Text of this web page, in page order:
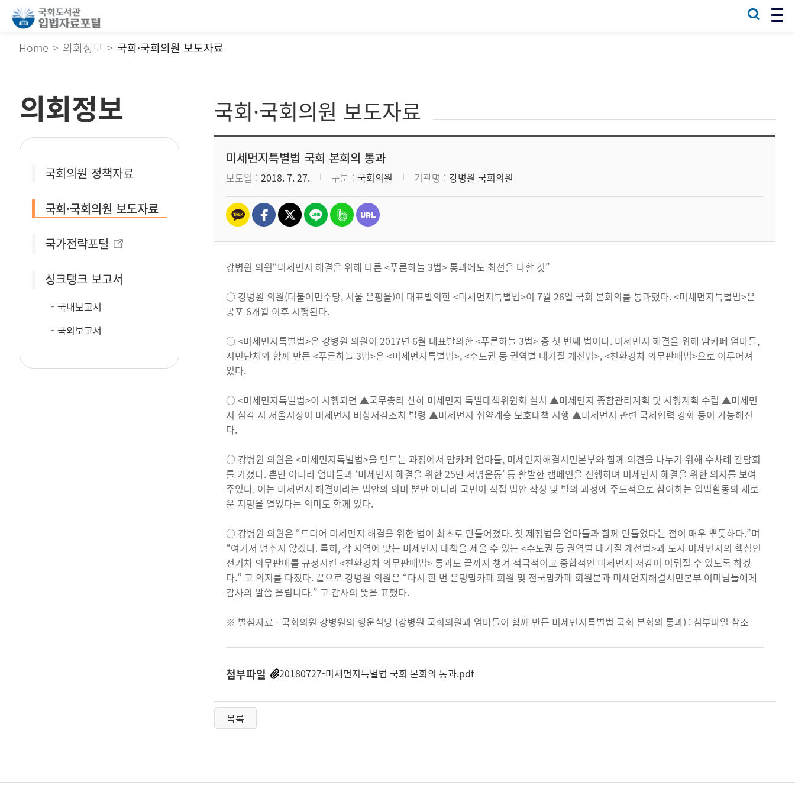
Home 의회정보 국회·국회의원 보도자료
의회정보
국회의원 정책자료
국회·국회의원 보도자료
국가전략포털
싱크탱크 보고서
국내보고서
국외보고서
국회·국회의원 보도자료
미세먼지특별법 국회 본회의 통과
보도일 2018. 7. 27. 구분 국회의원 기관명 강병원 국회의원
강병원 의원“미세먼지 해결을 위해 다른 <푸른하늘 3법> 통과에도 최선을 다할 것”
○ 강병원 의원(더불어민주당, 서울 은평을)이 대표발의한 <미세먼지특별법>이 7월 26일 국회 본회의를 통과했다. <미세먼지특별법>은
공포 6개월 이후 시행된다.
○ <미세먼지특별법>은 강병원 의원이 2017년 6월 대표발의한 <푸른하늘 3법> 중 첫 번째 법이다. 미세먼지 해결을 위해 맘카페 엄마들,
시민단체와 함께 만든 <푸른하늘 3법>은 <미세먼지특별법>, <수도권 등 권역별 대기질 개선법>, <친환경차 의무판매법>으로 이루어져
있다.
○ <미세먼지특별법>이 시행되면 ▲국무총리 산하 미세먼지 특별대책위원회 설치 ▲미세먼지 종합관리계획 및 시행계획 수립 ▲미세먼
지 심각 시 서울시장이 미세먼지 비상저감조치 발령 ▲미세먼지 취약계층 보호대책 시행 ▲미세먼지 관련 국제협력 강화 등이 가능해진
다.
○ 강병원 의원은 <미세먼지특별법>을 만드는 과정에서 맘카페 엄마들, 미세먼지해결시민본부와 함께 의견을 나누기 위해 수차례 간담회
를 가졌다. 뿐만 아니라 엄마들과 ‘미세먼지 해결을 위한 25만 서명운동’ 등 활발한 캠페인을 진행하며 미세먼지 해결을 위한 의지를 보여
주었다. 이는 미세먼지 해결이라는 법안의 의미 뿐만 아니라 국민이 직접 법안 작성 및 발의 과정에 주도적으로 참여하는 입법활동의 새로
운 지평을 열었다는 의미도 함께 있다.
○ 강병원 의원은 “드디어 미세먼지 해결을 위한 법이 최초로 만들어졌다. 첫 제정법을 엄마들과 함께 만들었다는 점이 매우 뿌듯하다.”며
“여기서 멈추지 않겠다. 특히, 각 지역에 맞는 미세먼지 대책을 세울 수 있는 <수도권 등 권역별 대기질 개선법>과 도시 미세먼지의 핵심인
전기차 의무판매를 규정시킨 <친환경차 의무판매법> 통과도 끝까지 챙겨 적극적이고 종합적인 미세먼지 저감이 이뤄질 수 있도록 하겠
다.” 고 의지를 다졌다. 끝으로 강병원 의원은 “다시 한 번 은평맘카페 회원 및 전국맘카페 회원분과 미세먼지해결시민본부 어머님들에게
감사의 말씀 올립니다.” 고 감사의 뜻을 표했다.
※ 별첨자료 - 국회의원 강병원의 행운식당 (강병원 국회의원과 엄마들이 함께 만든 미세먼지특별법 국회 본회의 통과) : 첨부파일 참조
첨부파일 20180727-미세먼지특별법 국회 본회의 통과.pdf
목록